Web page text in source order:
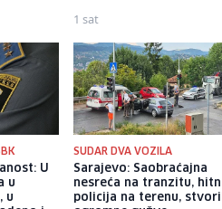
1 sat
U
u
u
SUDAR DVA VOZILA
Sarajevo: Saobraćajna
nesreća na tranzitu,
policija na terenu,